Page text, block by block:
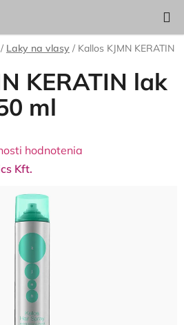
KOŠÍK
/ Laky na vlasy / Kallos KJMN KERATIN
KERATIN lak
ml
hodnotenia
Kft.